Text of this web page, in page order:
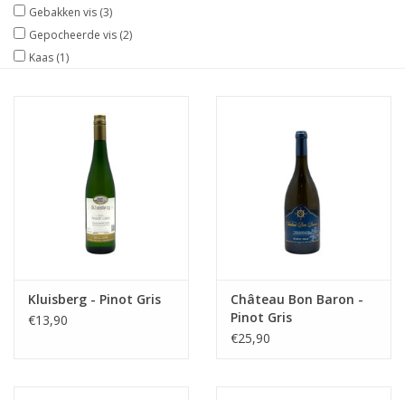
Gebakken vis (3)
Gepocheerde vis (2)
Kaas (1)
Kluisberg - Pinot Gris
€13,90
Château Bon Baron -
Pinot Gris
€25,90